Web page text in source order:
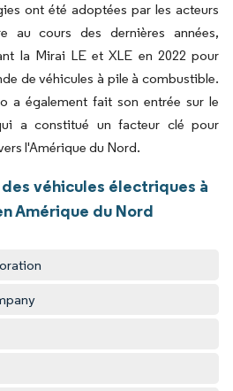
ont été adoptées par les acteurs
au cours des dernières années,
la Mirai LE et XLE en 2022 pour
de véhicules à pile à combustible.
a également fait son entrée sur le
a constitué un facteur clé pour
l'Amérique du Nord.
véhicules électriques à
Amérique du Nord